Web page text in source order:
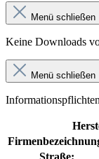
Menü schließen
Keine Downloads
Menü schließen
Straße: